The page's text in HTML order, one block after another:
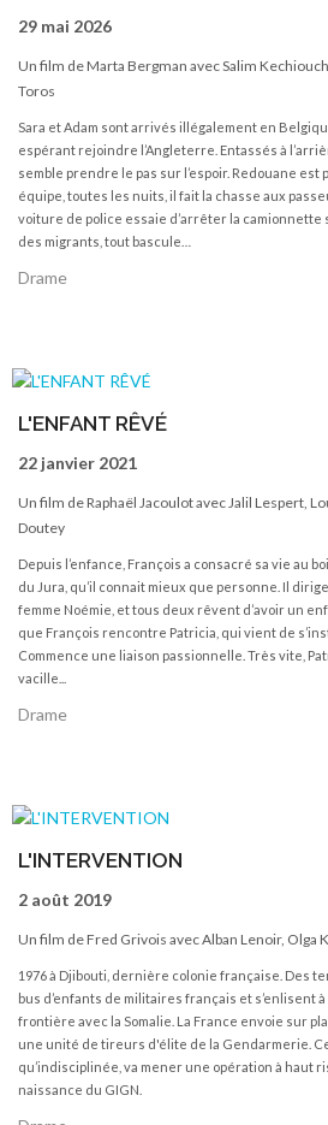
29 mai 2026
Un film de Marta Bergman avec Salim
Toros
Sara et Adam sont arrivés illégalement en
espérant rejoindre l’Angleterre. Entassés à
semble prendre le pas sur l’espoir. Redouane est
équipe, toutes les nuits, il fait la chasse aux
voiture de police essaie d’arrêter la
des migrants, tout bascule…
Drame
L'ENFANT RÊVÉ
22 janvier 2021
Un film de Raphaël Jacoulot avec Jalil Lespert,
Doutey
Depuis l’enfance, François a consacré sa vie au
du Jura, qu’il connait mieux que personne. Il
femme Noémie, et tous deux rêvent d’avoir un
que François rencontre Patricia, qui vient de
Commence une liaison passionnelle. Très vite,
vacille...
Drame
L'INTERVENTION
2 août 2019
Un film de Fred Grivois avec Alban Lenoir, Olga
1976 à Djibouti, dernière colonie française. Des
bus d’enfants de militaires français et s’enlisent
frontière avec la Somalie. La France envoie sur
une unité de tireurs d'élite de la Gendarmerie.
qu’indisciplinée, va mener une opération à haut
naissance du GIGN.